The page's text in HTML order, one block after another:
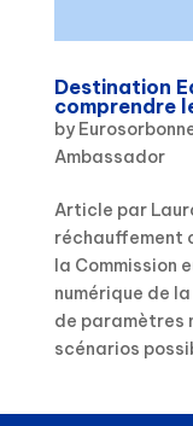
Destination
comprendre
by
Ambassador
Article par
réchauffement
la Commission
numérique de
de paramètres
scénarios